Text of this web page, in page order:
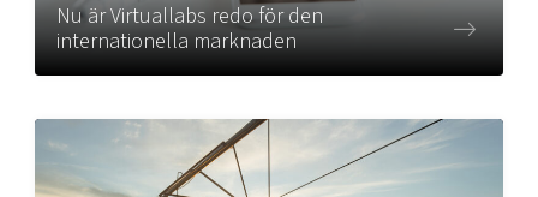
Så finansieras Swedish Scaleups
In English
Nu är Virtuallabs redo för den
internationella marknaden